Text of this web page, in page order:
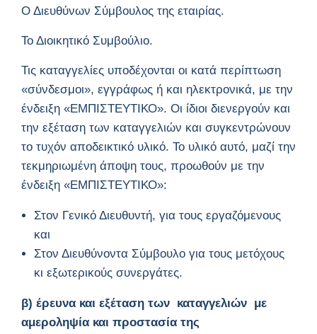
Ο Διευθύνων Σύμβουλος της εταιρίας.
Το Διοικητικό Συμβούλιο.
Τις καταγγελίες υποδέχονται οι κατά περίπτωση
«σύνδεσμοι», εγγράφως ή και ηλεκτρονικά, με την
ένδειξη «ΕΜΠΙΣΤΕΥΤΙΚΟ». Οι ίδιοι διενεργούν και
την εξέταση των καταγγελιών και συγκεντρώνουν
το τυχόν αποδεικτικό υλικό. Το υλικό αυτό, μαζί την
τεκμηριωμένη άποψη τους, προωθούν με την
ένδειξη «ΕΜΠΙΣΤΕΥΤΙΚΟ»:
Στον Γενικό Διευθυντή, για τους εργαζόμενους
και
Στον Διευθύνοντα Σύμβουλο για τους μετόχους
κι εξωτερικούς συνεργάτες.
β) έρευνα και εξέταση των καταγγελιών με
αμεροληψία και προστασία της